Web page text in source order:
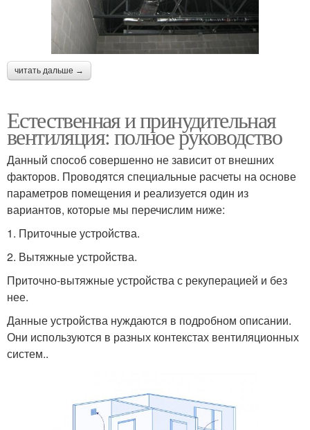
читать дальше →
Естественная и принудительная
вентиляция: полное руководство
Данный способ совершенно не зависит от внешних
факторов. Проводятся специальные расчеты на основе
параметров помещения и реализуется один из
вариантов, которые мы перечислим ниже:
1. Приточные устройства.
2. Вытяжные устройства.
Приточно-вытяжные устройства с рекуперацией и без
нее.
Данные устройства нуждаются в подробном описании.
Они используются в разных контекстах вентиляционных
систем..